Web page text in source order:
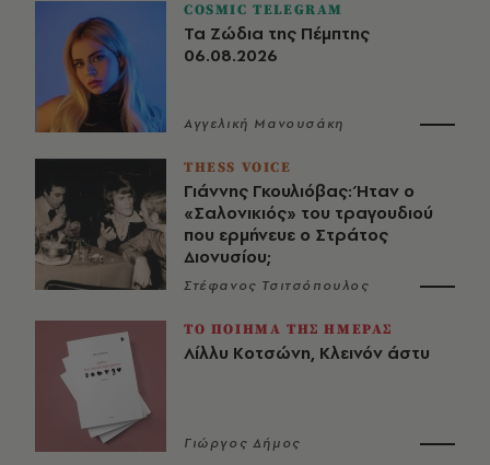
COSMIC TELEGRAM
Τα Ζώδια της Πέμπτης
06.08.2026
Αγγελική Μανουσάκη
THESS VOICE
Γιάννης Γκουλιόβας: Ήταν ο
«Σαλονικιός» του τραγουδιού
που ερμήνευε ο Στράτος
Διονυσίου;
Στέφανος Τσιτσόπουλος
ΤΟ ΠΟΙΗΜΑ ΤΗΣ ΗΜΕΡΑΣ
Λίλλυ Κοτσώνη, Κλεινόν άστυ
Γιώργος Δήμος